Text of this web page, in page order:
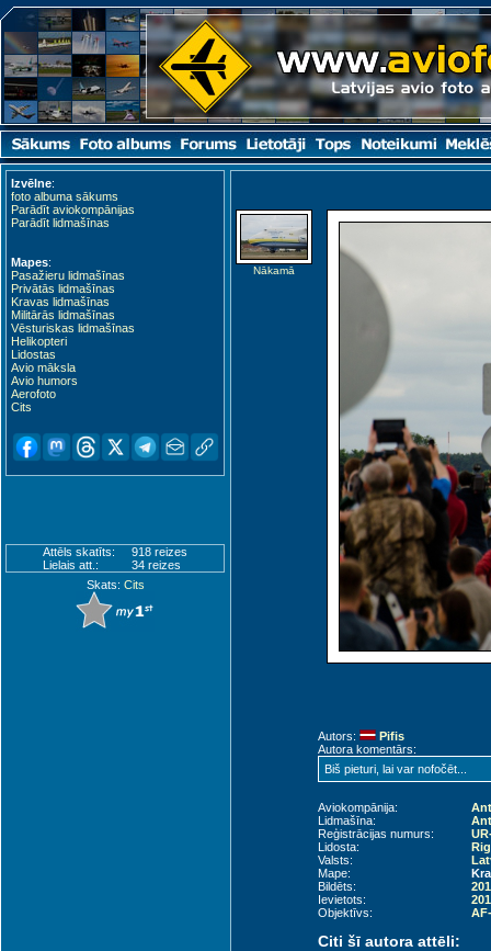
Izvēlne:
foto albuma sākums
Parādīt aviokompānijas
Parādīt lidmašīnas
Mapes:
Pasažieru lidmašīnas
Privātās lidmašīnas
Kravas lidmašīnas
Militārās lidmašīnas
Vēsturiskas lidmašīnas
Helikopteri
Lidostas
Avio māksla
Avio humors
Aerofoto
Cits
Attēls skatīts:
918 reizes
Lielais att.:
34 reizes
Skats: Cits
Nākamā
Autors:
Pifis
Autora komentārs:
Biš pieturi, lai var nofočēt...
Aviokompānija:
Lidmašīna:
Reģistrācijas numurs:
Lidosta:
Valsts:
Mape:
Bildēts:
Ievietots:
Objektīvs:
Citi šī autora attēli: